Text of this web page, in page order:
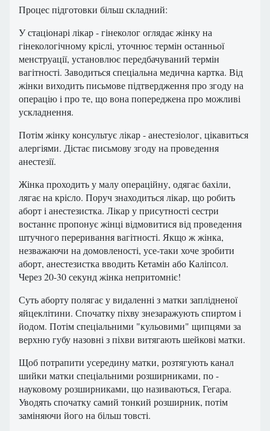
Процес підготовки більш складний:
У стаціонарі лікар - гінеколог оглядає жінку на
гінекологічному кріслі, уточнює термін останньої
менструації, установлює передбачуваний термін
вагітності. Заводиться спеціальна медична картка. Від
жінки виходить письмове підтвердження про згоду на
операцію і про те, що вона попереджена про можливі
ускладнення.
Потім жінку консультує лікар - анестезіолог, цікавиться
алергіями. Дістає письмову згоду на проведення
анестезії.
Жінка проходить у малу операційну, одягає бахіли,
лягає на крісло. Поруч знаходиться лікар, що робить
аборт і анестезистка. Лікар у присутності сестри
востаннє пропонує жінці відмовитися від проведення
штучного переривання вагітності. Якщо ж жінка,
незважаючи на домовленості, усе-таки хоче зробити
аборт, анестезистка вводить Кетамін або Каліпсол.
Через 20-30 секунд жінка непритомніє!
Суть аборту полягає у видаленні з матки заплідненої
яйцеклітини. Спочатку піхву знезаражують спиртом і
йодом. Потім спеціальними "кульовими" щипцями за
верхню губу назовні з піхви витягають шейкові матки.
Щоб потрапити усередину матки, розтягують канал
шийки матки спеціальними розширниками, по -
науковому розширниками, що називаються, Гегара.
Уводять спочатку самий тонкий розширник, потім
заміняючи його на більш товсті.